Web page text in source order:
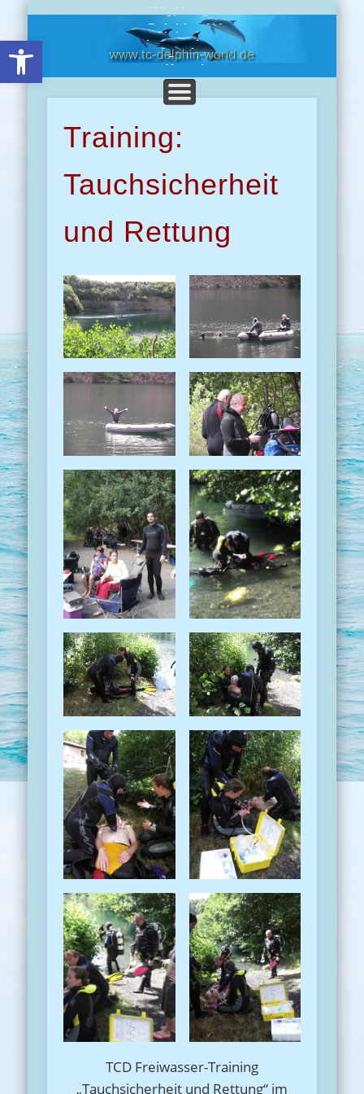
Open toolbar
Wir über uns
Chronik
Delphine-Info
Clubreisen
Impressionen
Angebote
Presse
Kontakt
Training:
Tauchsicherheit
und Rettung
TCD Freiwasser-Training
„Tauchsicherheit und Rettung“ im